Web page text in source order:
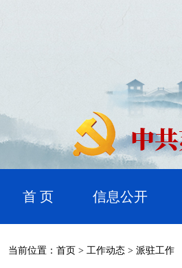
首 页 信息公开
当前位置： 首页 > 工作动态 > 派驻工作